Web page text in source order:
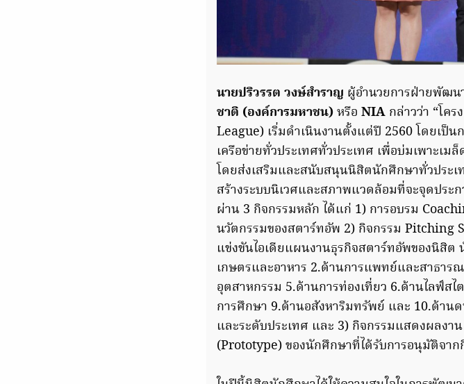
นายปริวรรต วงษ์สำราญ ผู้อำนวยการฝ่ายพัฒน
ชาติ (องค์การมหาชน)หรือ NIA กล่าวว่า “โค
League) เริ่มดำเนินงานตั้งแต่ปี 2560 โดยเป็
เครือข่ายทั่วประเทศทั่วประเทศ เพื่อบ่มเพาะเ
โดยส่งเสริมและสนับสนุนนิสิตนักศึกษาทั่วประเ
สร้างระบบนิเวศและสภาพแวดล้อมที่จะจุดประ
ผ่าน 3 กิจกรรมหลัก ได้แก่ 1) การอบรม
นวัตกรรมของสตาร์ทอัพ 2) กิจกรรม Pitching
แข่งขันไอเดียแผนงานธุรกิจสตาร์ทอัพของนิสิ
เกษตรและอาหาร 2.ด้านการแพทย์และสาธาร
อุตสาหกรรม 5.ด้านการท่องเที่ยว 6.ด้านไลฟ์
การศึกษา 9.ด้านอสังหาริมทรัพย์ และ 10.ด้า
และระดับประเทศ และ 3) กิจกรรมแสดงผลง
(Prototype) ของนักศึกษาที่ได้รับการอนุมัติจ